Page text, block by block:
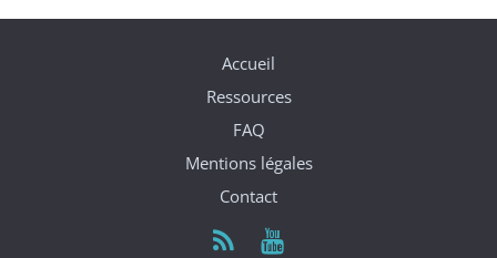
Accueil
Ressources
FAQ
Mentions légales
Contact